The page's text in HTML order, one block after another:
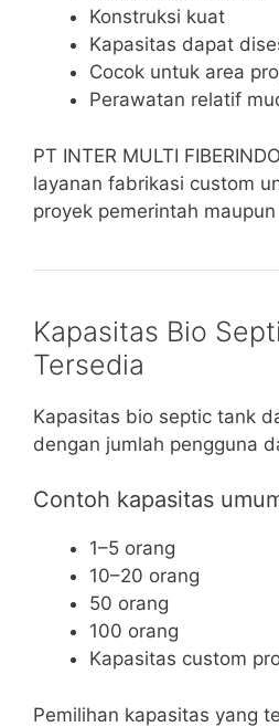
Konstruksi kuat
Kapasitas dapat
Cocok untuk area
Perawatan relatif
PT INTER MULTI
layanan fabrikasi custom
proyek pemerintah
Kapasitas Bio
Tersedia
Kapasitas bio septic tank
dengan jumlah pengguna
Contoh kapasitas
1–5 orang
10–20 orang
50 orang
100 orang
Kapasitas custom
Pemilihan kapasitas yang